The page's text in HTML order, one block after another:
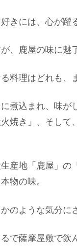
きには、心が躍
、鹿屋の味に魅
料理はどれも、
煮込まれ、味が
焼き」、そし
産地「鹿屋」
物の味。
のような気分に
で薩摩屋敷で飲